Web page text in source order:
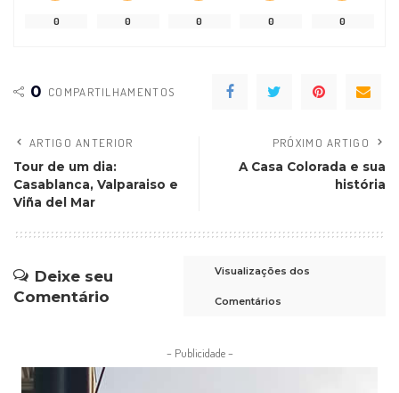
0 0 0 0 0
0 COMPARTILHAMENTOS
ARTIGO ANTERIOR
Tour de um dia:
Casablanca, Valparaiso e
Viña del Mar
PRÓXIMO ARTIGO
A Casa Colorada e sua
história
Deixe seu
Comentário
Visualizações dos
Comentários
– Publicidade –